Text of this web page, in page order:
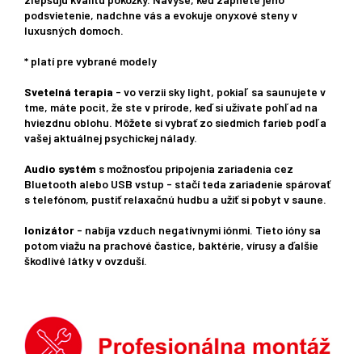
podsvietenie, nadchne vás a evokuje onyxové steny v
luxusných domoch.
* platí pre vybrané modely
Svetelná terapia - vo verzii sky light, pokiaľ sa saunujete v
tme, máte pocit, že ste v prírode, keď si užívate pohľad na
hviezdnu oblohu. Môžete si vybrať zo siedmich farieb podľa
vašej aktuálnej psychickej nálady.
Audio systém s možnosťou pripojenia zariadenia cez
Bluetooth alebo USB vstup - stačí teda zariadenie spárovať
s telefónom, pustiť relaxačnú hudbu a užiť si pobyt v saune.
Ionizátor - nabíja vzduch negatívnymi iónmi. Tieto ióny sa
potom viažu na prachové častice, baktérie, vírusy a ďalšie
škodlivé látky v ovzduší.